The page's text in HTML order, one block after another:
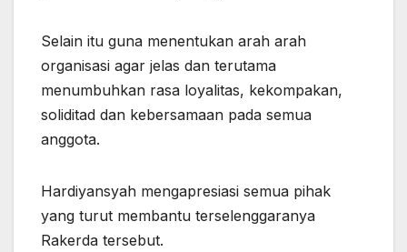
Selain itu guna menentukan arah arah
organisasi agar jelas dan terutama
menumbuhkan rasa loyalitas, kekompakan,
soliditad dan kebersamaan pada semua
anggota.
Hardiyansyah mengapresiasi semua pihak
yang turut membantu terselenggaranya
Rakerda tersebut.